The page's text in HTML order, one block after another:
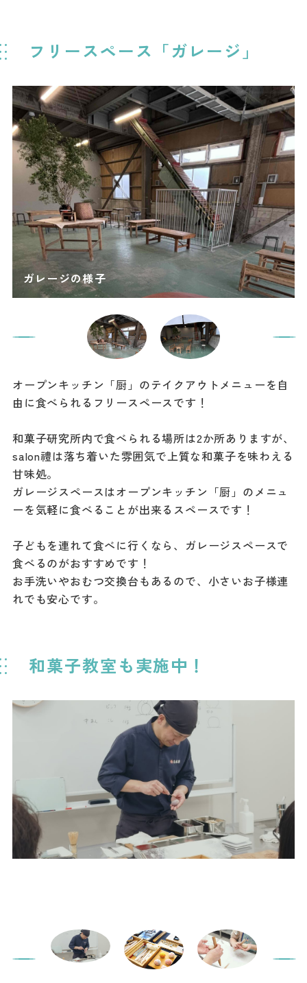
フリースペース「ガレージ」
オープンキッチン「厨」のテイクアウトメニューを自
由に食べられるフリースペースです！
和菓子研究所内で食べられる場所は2か所ありますが、
salon禮は落ち着いた雰囲気で上質な和菓子を味わえる
甘味処。
ガレージスペースはオープンキッチン「厨」のメニュ
ーを気軽に食べることが出来るスペースです！
子どもを連れて食べに行くなら、ガレージスペースで
食べるのがおすすめです！
お手洗いやおむつ交換台もあるので、小さいお子様連
れでも安心です。
和菓子教室も実施中！